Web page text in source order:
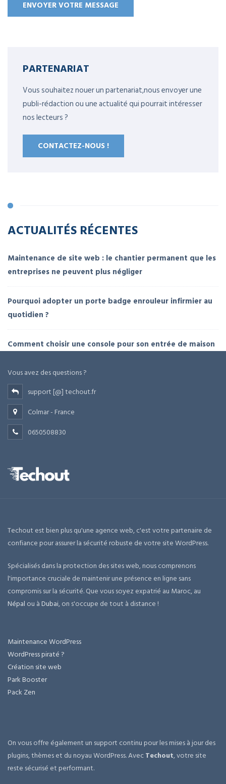
PARTENARIAT
Vous souhaitez nouer un partenariat,nous envoyer une
publi-rédaction ou une actualité qui pourrait intéresser
nos lecteurs ?
CONTACTEZ-NOUS !
ACTUALITÉS RÉCENTES
Maintenance de site web : le chantier permanent que les
entreprises ne peuvent plus négliger
Pourquoi adopter un porte badge enrouleur infirmier au
quotidien ?
Comment choisir une console pour son entrée de maison
Vous avez des questions ?
support [@] techout.fr
Colmar - France
0650508830
Techout est bien plus qu'une agence web, c'est votre partenaire de
confiance pour assurer la sécurité robuste de votre site WordPress.
Spécialisés dans la protection des sites web, nous comprenons
l'importance cruciale de maintenir une présence en ligne sans
compromis sur la sécurité. Que vous soyez expatrié au Maroc, au
Népal ou àDubai, on s'occupe de tout à distance !
Maintenance WordPress
WordPress piraté ?
Création site web
Park Booster
Pack Zen
On vous offre également un support continu pour les mises à jour des
plugins, thèmes et du noyau WordPress. AvecTechout, votre site
reste sécurisé et performant.